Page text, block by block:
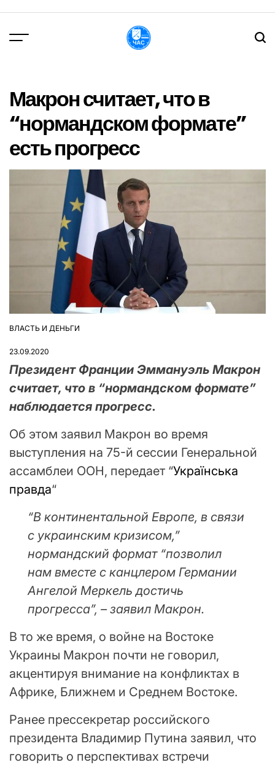
вмісту
Макрон считает, что в
“нормандском формате”
есть прогресс
ОПУБЛІКУВАТИ
ВЛАСТЬ И ДЕНЬГИ
23.09.2020
Президент Франции Эммануэль Макрон
считает, что в “нормандском формате”
наблюдается прогресс.
Об этом заявил Макрон во время
выступления на 75-й сессии Генеральной
ассамблеи ООН, передает “Українська
правда“
“В континентальной Европе, в связи
с украинским кризисом,”
нормандский формат “позволил
нам вместе с канцлером Германии
Ангелой Меркель достичь
прогресса”, – заявил Макрон.
В то же время, о войне на Востоке
Украины Макрон почти не говорил,
акцентируя внимание на конфликтах в
Африке, Ближнем и Среднем Востоке.
Ранее прессекретар российского
президента Владимир Путина заявил, что
говорить о перспективах встречи